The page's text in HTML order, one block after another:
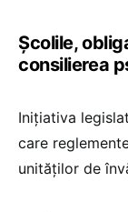
Școlile,
consilierea
Inițiativa
care
unităților de